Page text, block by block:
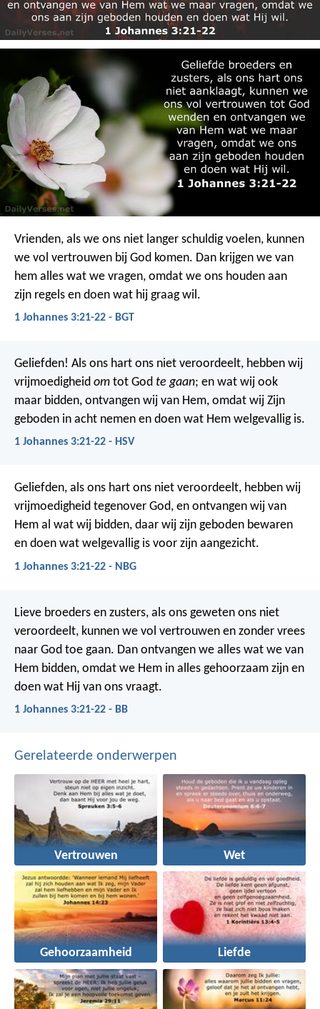
Vrienden, als we ons niet langer schuldig voelen, kunnen
we vol vertrouwen bij God komen. Dan krijgen we van
hem alles wat we vragen, omdat we ons houden aan
zijn regels en doen wat hij graag wil.
1 Johannes 3:21-22 - BGT
Geliefden! Als ons hart ons niet veroordeelt, hebben wij
vrijmoedigheid om tot God te gaan; en wat wij ook
maar bidden, ontvangen wij van Hem, omdat wij Zijn
geboden in acht nemen en doen wat Hem welgevallig is.
1 Johannes 3:21-22 - HSV
Geliefden, als ons hart ons niet veroordeelt, hebben wij
vrijmoedigheid tegenover God, en ontvangen wij van
Hem al wat wij bidden, daar wij zijn geboden bewaren
en doen wat welgevallig is voor zijn aangezicht.
1 Johannes 3:21-22 - NBG
Lieve broeders en zusters, als ons geweten ons niet
veroordeelt, kunnen we vol vertrouwen en zonder vrees
naar God toe gaan. Dan ontvangen we alles wat we van
Hem bidden, omdat we Hem in alles gehoorzaam zijn en
doen wat Hij van ons vraagt.
1 Johannes 3:21-22 - BB
Gerelateerde onderwerpen
Vertrouwen Wet
Gehoorzaamheid Liefde